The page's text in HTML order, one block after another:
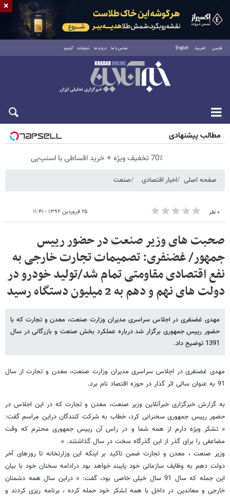
فارسی العربية English تماس با ما درباره ما تبلیغات آرشیو
پنجشنبه ۱۵ مرداد ۱۴۰۵
مطالب پیشنهادی
70٪ تخفیف ویژه + خرید اقساطی با اسنپ‌پی
صفحه اصلی اخبار اقتصادی صنعت
۰ نفر ۲۵ فروردین ۱۳۹۲ - ۱۱:۴۱
صحبت های وزیر صنعت در حضور رییس
جمهور/ غضنفری: تصمیمات تجارت خارجی به
نفع اقتصادی مقاومتی تمام شد/تولید خودرو در
دولت های نهم و دهم به 2 میلیون دستگاه رسید
مهدی غضنفری در اجلاس سراسری مدیران وزارت صنعت، معدن و تجارت که با
حضور رییس جمهوری برگزار شد درباره عملکرد بخش صنعت و بازرگانی در سال
1391 توضیح داد.
مهدی غضنفری در اجلاس سراسری مدیران وزارت صنعت، معدن و تجارت از سال
91 به عنوان سالی اثر گذار در حوزه اقتصاد نام برد.
به گزارش خبرگزاری خبرآنلاین وزیر صنعت، معدن و تجارت که در این اجلاس در
حضور رییس جمهوری سخنرانی کرد، خطاب به شرکت کنندگان دراین مراسم گفت:
« تشکر ویژه دارم از همه شما و در راس آن رییس جمهوری محترم که وقت
مضاعفی را برای گذر از این گذرگاه سخت در سال گذاشتند. »
وزیر صنعت ، معدن و تجارت ضمن تاکید بر اینکه این وزارتخانه تا روزهای آخر
دولت دهم به وظایف سازمانی خود پایبند خواهد بود درادامه سخنان خود با بیان
این جمله که سال 91 سال خیلی خاصی بود، گفت: « دراین سال همه دشمنان
خارجی و معاندین در داخل با همه لشکر خود حمله کرده ، برنامه ریزی کردند و
×